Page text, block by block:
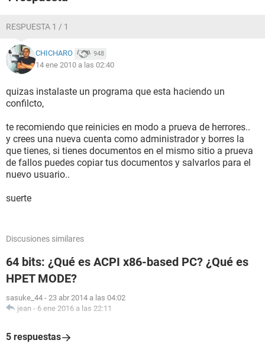
RESPUESTA 1 / 1
CHICHARO 948
14 ene 2010 a las 02:40
quizas instalaste un programa que esta haciendo un
confilcto,
te recomiendo que reinicies en modo a prueva de herrores..
y crees una nueva cuenta como administrador y borres la
que tienes, si tienes documentos en el mismo sitio a prueva
de fallos puedes copiar tus documentos y salvarlos para el
nuevo usuario..
suerte
Discusiones similares
64 bits: ¿Qué es ACPI x86-based PC? ¿Qué es
HPET MODE?
sasuke_44 - 23 abr 2014 a las 04:02
jean - 6 ene 2016 a las 22:11
5 respuestas